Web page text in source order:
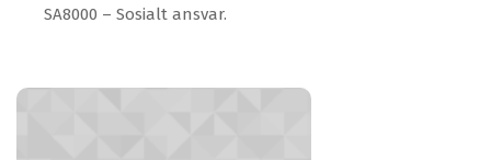
SA8000 – Sosialt ansvar.